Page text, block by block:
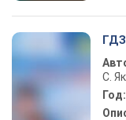
С.
Год: